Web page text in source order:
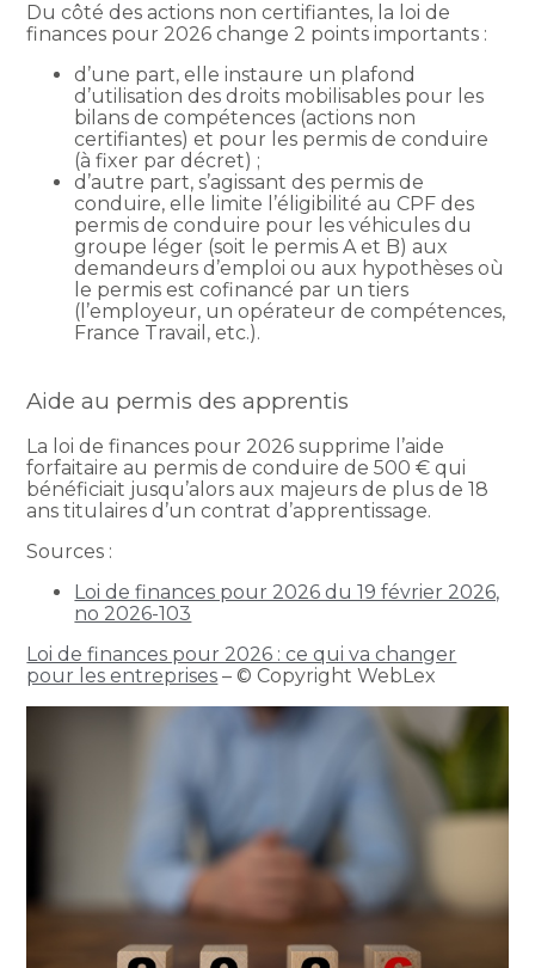
Du côté des actions non certifiantes, la loi de
finances pour 2026 change 2 points importants :
d’une part, elle instaure un plafond
d’utilisation des droits mobilisables pour les
bilans de compétences (actions non
certifiantes) et pour les permis de conduire
(à fixer par décret) ;
d’autre part, s’agissant des permis de
conduire, elle limite l’éligibilité au CPF des
permis de conduire pour les véhicules du
groupe léger (soit le permis A et B) aux
demandeurs d’emploi ou aux hypothèses où
le permis est cofinancé par un tiers
(l’employeur, un opérateur de compétences,
France Travail, etc.).
Aide au permis des apprentis
La loi de finances pour 2026 supprime l’aide
forfaitaire au permis de conduire de 500 € qui
bénéficiait jusqu’alors aux majeurs de plus de 18
ans titulaires d’un contrat d’apprentissage.
Sources :
Loi de finances pour 2026 du 19 février 2026,
no 2026-103
Loi de finances pour 2026 : ce qui va changer
pour les entreprises – © Copyright WebLex